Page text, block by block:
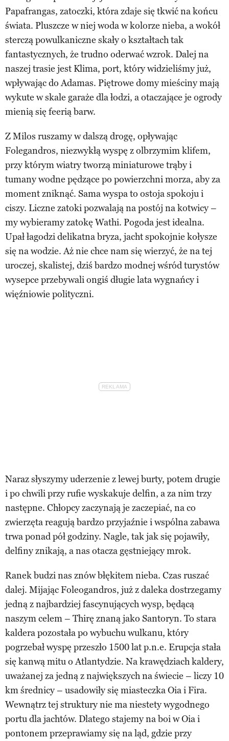
Papafrangas, zatoczki, która zdaje się tkwić na końcu
świata. Pluszcze w niej woda w kolorze nieba, a wokół
sterczą powulkaniczne skały o kształtach tak
fantastycznych, że trudno oderwać wzrok. Dalej na
naszej trasie jest Klima, port, który widzieliśmy już,
wpływając do Adamas. Piętrowe domy mieściny mają
wykute w skale garaże dla łodzi, a otaczające je ogrody
mienią się feerią barw.
Z Milos ruszamy w dalszą drogę, opływając
Folegandros, niezwykłą wyspę z olbrzymim klifem,
przy którym wiatry tworzą miniaturowe trąby i
tumany wodne pędzące po powierzchni morza, aby za
moment zniknąć. Sama wyspa to ostoja spokoju i
ciszy. Liczne zatoki pozwalają na postój na kotwicy –
my wybieramy zatokę Wathi. Pogoda jest idealna.
Upał łagodzi delikatna bryza, jacht spokojnie kołysze
się na wodzie. Aż nie chce nam się wierzyć, że na tej
uroczej, skalistej, dziś bardzo modnej wśród turystów
wysepce przebywali ongiś długie lata wygnańcy i
więźniowie polityczni.
Naraz słyszymy uderzenie z lewej burty, potem drugie
i po chwili przy rufie wyskakuje delfin, a za nim trzy
następne. Chłopcy zaczynają je zaczepiać, na co
zwierzęta reagują bardzo przyjaźnie i wspólna zabawa
trwa ponad pół godziny. Nagle, tak jak się pojawiły,
delfiny znikają, a nas otacza gęstniejący mrok.
Ranek budzi nas znów błękitem nieba. Czas ruszać
dalej. Mijając Foleogandros, już z daleka dostrzegamy
jedną z najbardziej fascynujących wysp, będącą
naszym celem – Thirę znaną jako Santoryn. To stara
kaldera pozostała po wybuchu wulkanu, który
pogrzebał wyspę przeszło 1500 lat p.n.e. Erupcja stała
się kanwą mitu o Atlantydzie. Na krawędziach kaldery,
uważanej za jedną z największych na świecie – liczy 10
km średnicy – usadowiły się miasteczka Oia i Fira.
Wewnątrz tej struktury nie ma niestety wygodnego
portu dla jachtów. Dlatego stajemy na boi w Oia i
pontonem przeprawiamy się na ląd, gdzie przy